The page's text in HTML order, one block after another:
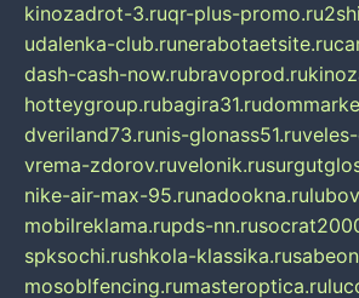
kinozadrot-3.ruqr-plus-promo.ru
udalenka-club.runerabotaetsite.ru
dash-cash-now.rubravoprod.ru
hotteygroup.rubagira31.ru
dveriland73.runis-glonass51.ru
vrema-zdorov.ruvelonik.ru
nike-air-max-95.runadookna.ru
mobilreklama.rupds-nn.ru
spksochi.rushkola-klassika.ru
mosoblfencing.rumasteroptica.ru